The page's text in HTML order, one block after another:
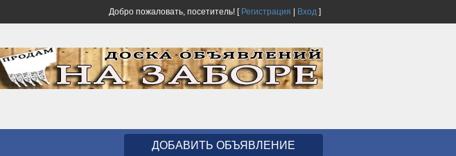
Добро пожаловать, посетитель! [ Регистрация Вход ]
ДОБАВИТЬ ОБЪЯВЛЕНИЕ